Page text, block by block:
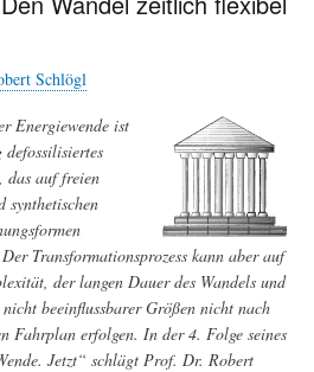
anders
Schlögl
Energiewende ist
das auf freien
synthetischen
Transformationsprozess kann aber auf
der langen Dauer des Wandels und
beeinflussbarer Größen nicht nach
Fahrplan erfolgen. In der 4. Folge seines
Jetzt“ schlägt Prof. Dr. Robert